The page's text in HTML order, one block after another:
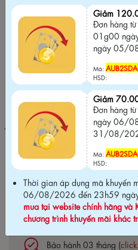
HSD:
Giảm
Đơn hàng từ
ngày 06/08/
31/08/2026
HSD:
Thời gian áp dụng mã khuyến
đến 23h59 ngày 31/08/2026
chính hãng và Không áp dụng
mãi khác trên website.
Cam kết chính hãng
Bảo hành 03 tháng (
Giảm
Đơn hàng
01g00
ngày 05/
Mã:
HSD:
Giảm
Đơn hàng
ngày 06/
31/08/
Mã:
HSD:
Thời gian áp dụng mã khuyến
06/08/2026 đến 23h59
mua tại website chính hãng và
chương trình khuyến mãi khác